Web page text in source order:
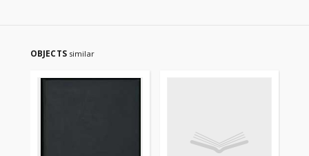
OBJECTS similar